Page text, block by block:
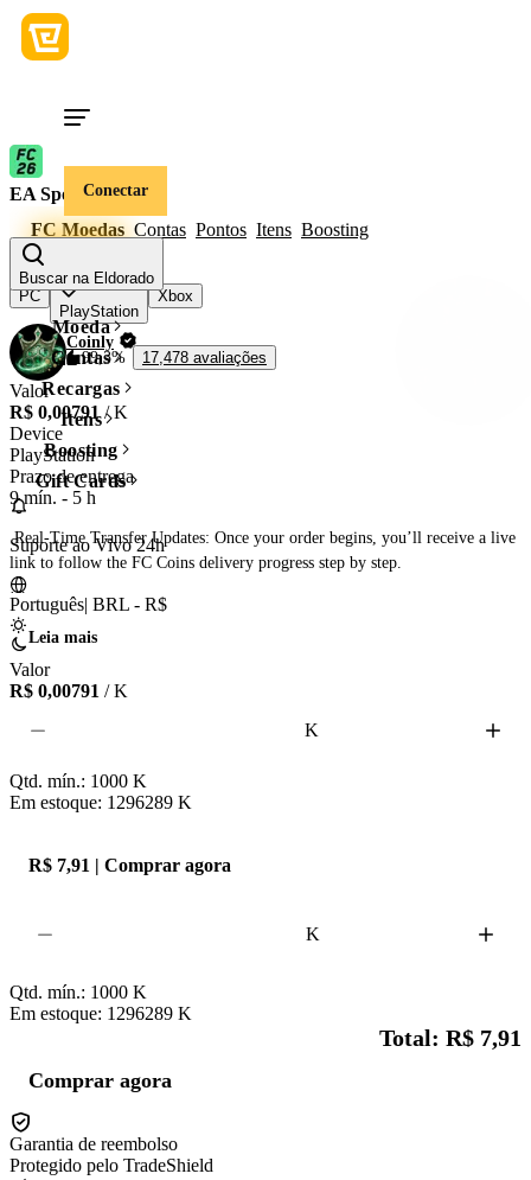
Conectar
Buscar na Eldorado
Moeda
Contas
Recargas
Itens
Boosting
Gift Cards
Suporte ao Vivo 24h
Português| BRL - R$
EA Sports FC
FC Moedas Contas Pontos Itens Boosting
Device
PC
PlayStation
Xbox
Coinly
99,3%
17,478 avaliações
Valor
R$ 0,00791/ K
Device
PlayStation
Prazo de entrega
9 mín. - 5 h
Real-Time Transfer Updates: Once your order begins, you’ll receive a live
link to follow the FC Coins delivery progress step by step.
🏆 Why choose Coinly?
🔸 Proven and dependable service
🔸 Fair and budget-friendly prices
🔸 Fast and protected transactions
🚀 Fast and simple process
⚠️ Comfort Trade method is applied
Leia mais
Valor
R$ 0,00791 / K
K
Qtd. mín.: 1000 K
Em estoque: 1296289 K
R$ 7,91 | Comprar agora
K
Qtd. mín.: 1000 K
Em estoque: 1296289 K
Total: R$ 7,91
Comprar agora
Garantia de reembolso
Protegido pelo TradeShield